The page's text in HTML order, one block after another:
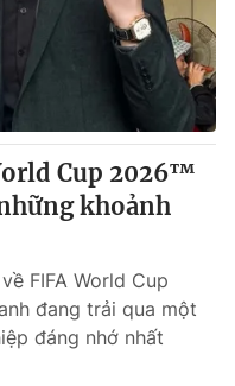
tử số 483/GP-BTTTT
Phạm Quốc Thắng,
355 932
897
Cup 2026™
khoảnh
FIFA World Cup
đang trải qua một
đáng nhớ nhất